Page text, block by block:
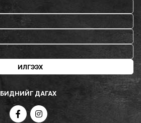
ИЛГЭЭХ
БИДНИЙГ ДАГАХ